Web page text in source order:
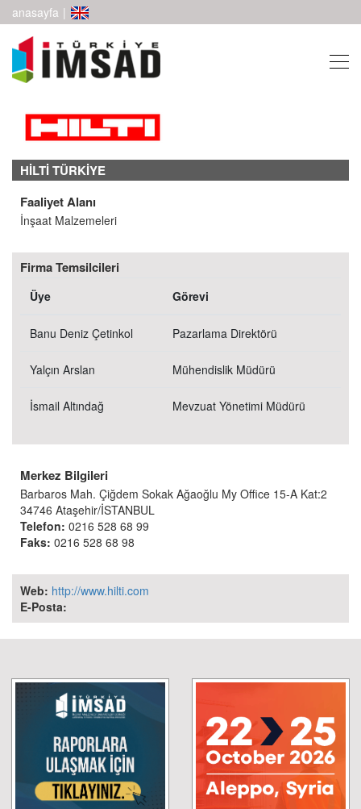
anasayfa |
HİLTİ TÜRKİYE
Faaliyet Alanı
İnşaat Malzemeleri
Firma Temsilcileri
Üye Görevi
Banu Deniz Çetinkol Pazarlama Direktörü
Yalçın Arslan Mühendislik Müdürü
İsmail Altındağ Mevzuat Yönetimi Müdürü
Merkez Bilgileri
Barbaros Mah. Çiğdem Sokak Ağaoğlu My Office 15-A Kat:2
34746 Ataşehir/İSTANBUL
Telefon: 0216 528 68 99
Faks: 0216 528 68 98
Web: http://www.hilti.com
E-Posta: